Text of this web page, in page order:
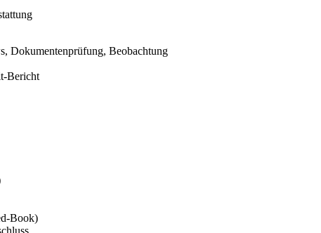
Dokumentenprüfung, Beobachtung
Bericht
Book)